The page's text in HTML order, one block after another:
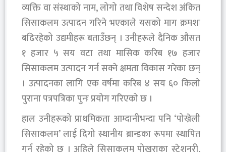
व्यक्ति वा संस्थाको नाम, लोगो तथा विशेष सन्देश अंकित
सिसाकलम उत्पादन गरिने भएकाले यसको माग क्रमशः
बढिरहेको उद्यमीहरू बताउँछन् । उनीहरूले दैनिक औसत
१ हजार ५ सय वटा तथा मासिक करिब १७ हजार
सिसाकलम उत्पादन गर्न सक्ने क्षमता विकास गरेका छन्
। उत्पादनका लागि एक वर्षमा करिब ४ सय ६० किलो
पुराना पत्रपत्रिका पुनः प्रयोग गरिएको छ ।
हाल उनीहरूको प्राथमिकता आम्दानीभन्दा पनि ‘पोख्रेली
सिसाकलम’ लाई दिगो स्थानीय ब्रान्डका रूपमा स्थापित